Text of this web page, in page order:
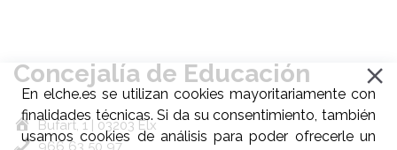
Concejalía de Educación
Bufart, 1 | 03203 Elx
966 63 50 97
En elche.es se utilizan cookies mayoritariamente con
finalidades técnicas. Si da su consentimiento, también
usamos cookies de análisis para poder ofrecerle un